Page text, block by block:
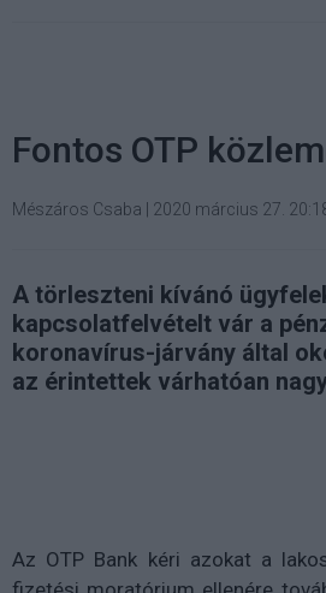
Fontos OTP
Mészáros Csaba 2020 március 27.
A törleszteni kívánó
kapcsolatfelvételt vár a
koronavírus-járvány által
az érintettek várhatóan
Az OTP Bank kéri azokat a